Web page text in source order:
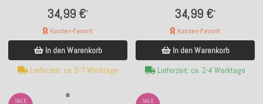
34,99 €*
Kunden-Favorit
In den Warenkorb
Lieferzeit: ca. 5-7 Werktage
34,99 €*
Kunden-Favorit
In den Warenkorb
Lieferzeit: ca. 2-4 Werktage
SALE
SALE